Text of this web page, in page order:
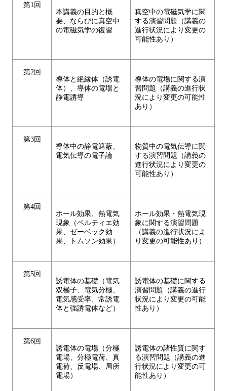
第1回
本講義の目的と概
要、ならびに真空中
の電磁気学の復習
真空中の電磁気学に関
する演習問題（講義の
進行状況により変更の
可能性あり）
第2回
導体と絶縁体（誘電
体）、導体の電場と
静電誘導
導体の電場に関する演
習問題（講義の進行状
況により変更の可能性
あり）
第3回
導体中の静電遮蔽、
電気伝導の電子論
物質中の電気伝導に関
する演習問題（講義の
進行状況により変更の
可能性あり）
第4回
ホール効果、熱電気
現象（ペルティエ効
果、ゼーベック効
果、トムソン効果）
ホール効果・熱電気現
象に関する演習問題
（講義の進行状況によ
り変更の可能性あり）
第5回
誘電体の基礎（電気
双極子、電気分極、
電気感受率、常誘電
体と強誘電体など）
誘電体の基礎に関する
演習問題（講義の進行
状況により変更の可能
性あり）
第6回
誘電体の電場（分極
電場、分極電荷、真
電荷、反電場、局所
電場）
誘電体の諸性質に関す
る演習問題（講義の進
行状況により変更の可
能性あり）